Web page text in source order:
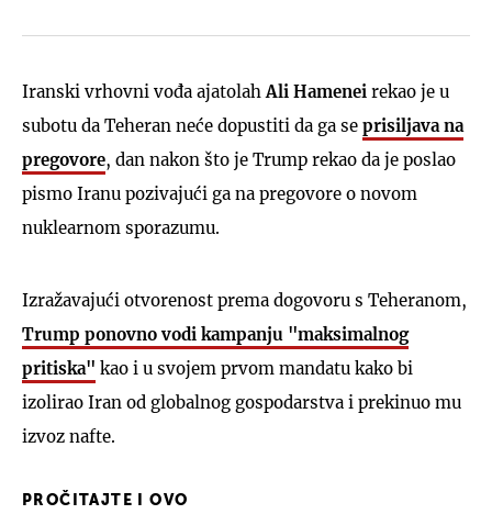
Iranski vrhovni vođa ajatolah Ali Hamenei rekao je u
subotu da Teheran neće dopustiti da ga se prisiljava na
pregovore, dan nakon što je Trump rekao da je poslao
pismo Iranu pozivajući ga na pregovore o novom
nuklearnom sporazumu.
Izražavajući otvorenost prema dogovoru s Teheranom,
Trump ponovno vodi kampanju "maksimalnog
pritiska" kao i u svojem prvom mandatu kako bi
izolirao Iran od globalnog gospodarstva i prekinuo mu
izvoz nafte.
PROČITAJTE I OVO